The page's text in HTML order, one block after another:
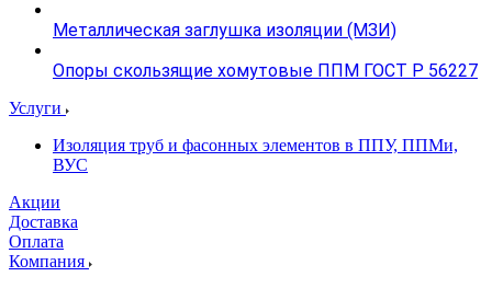
Металлическая заглушка изоляции (МЗИ)
Опоры скользящие хомутовые ППМ ГОСТ Р 56227
Услуги
Изоляция труб и фасонных элементов в ППУ, ППМи,
ВУС
Акции
Доставка
Оплата
Компания